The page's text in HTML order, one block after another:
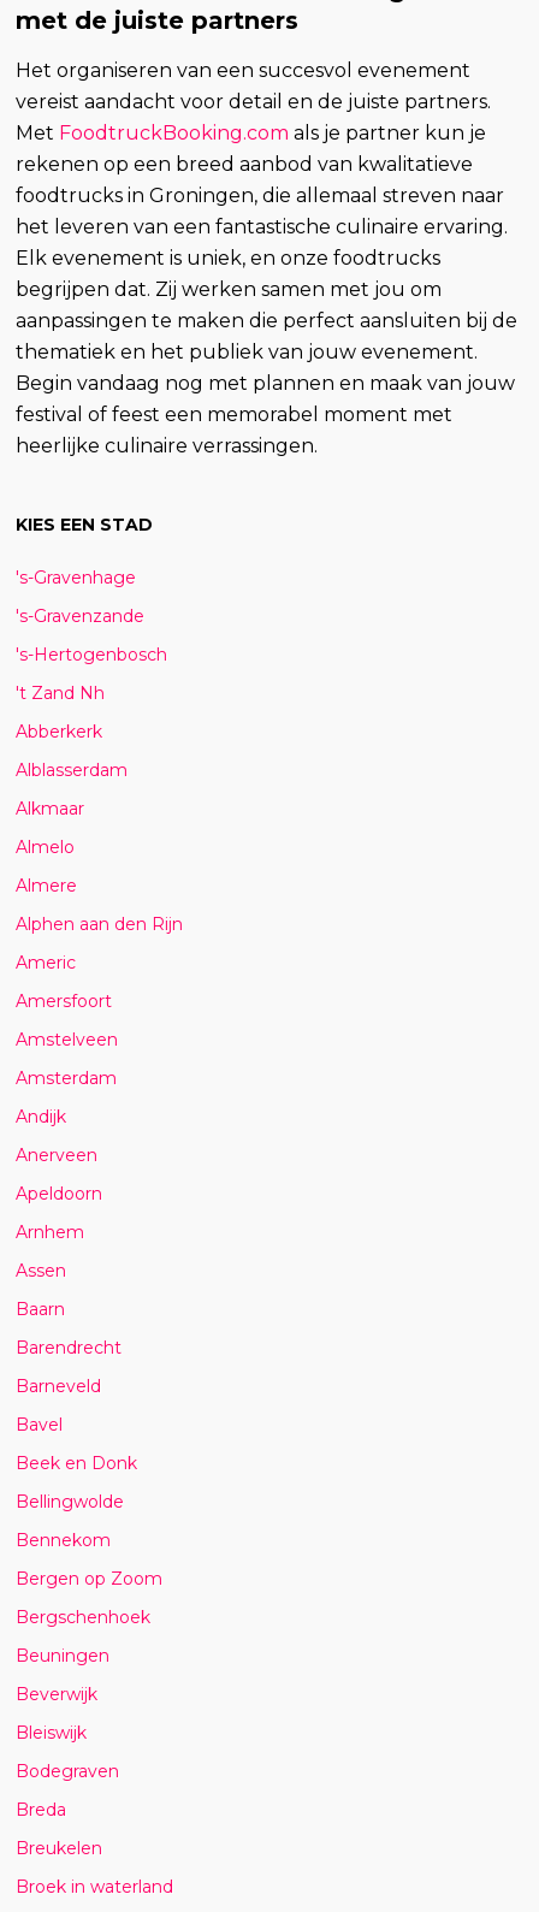
met de juiste partners
Het organiseren van een succesvol evenement
vereist aandacht voor detail en de juiste partners.
Met FoodtruckBooking.com als je partner kun je
rekenen op een breed aanbod van kwalitatieve
foodtrucks in Groningen, die allemaal streven naar
het leveren van een fantastische culinaire ervaring.
Elk evenement is uniek, en onze foodtrucks
begrijpen dat. Zij werken samen met jou om
aanpassingen te maken die perfect aansluiten bij de
thematiek en het publiek van jouw evenement.
Begin vandaag nog met plannen en maak van jouw
festival of feest een memorabel moment met
heerlijke culinaire verrassingen.
KIES EEN STAD
's-Gravenhage
's-Gravenzande
's-Hertogenbosch
't Zand Nh
Abberkerk
Alblasserdam
Alkmaar
Almelo
Almere
Alphen aan den Rijn
Americ
Amersfoort
Amstelveen
Amsterdam
Andijk
Anerveen
Apeldoorn
Arnhem
Assen
Baarn
Barendrecht
Barneveld
Bavel
Beek en Donk
Bellingwolde
Bennekom
Bergen op Zoom
Bergschenhoek
Beuningen
Beverwijk
Bleiswijk
Bodegraven
Breda
Breukelen
Broek in waterland